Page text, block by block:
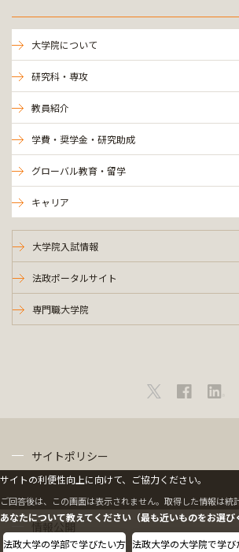
大学院について
研究科・専攻
教員紹介
学費・奨学金・研究助成
グローバル教育・留学
キャリア
大学院入試情報
法政ポータルサイト
専門職大学院
サイトポリシー
情報公開
サイトの利便性向上に向けて、ご協力ください。
ご回答後は、この画面は表示されません。取得した情報は統
あなたについて教えてください（最も近いものをお選び
法政大学の学部で学びたい方 法政大学の大学院で学び